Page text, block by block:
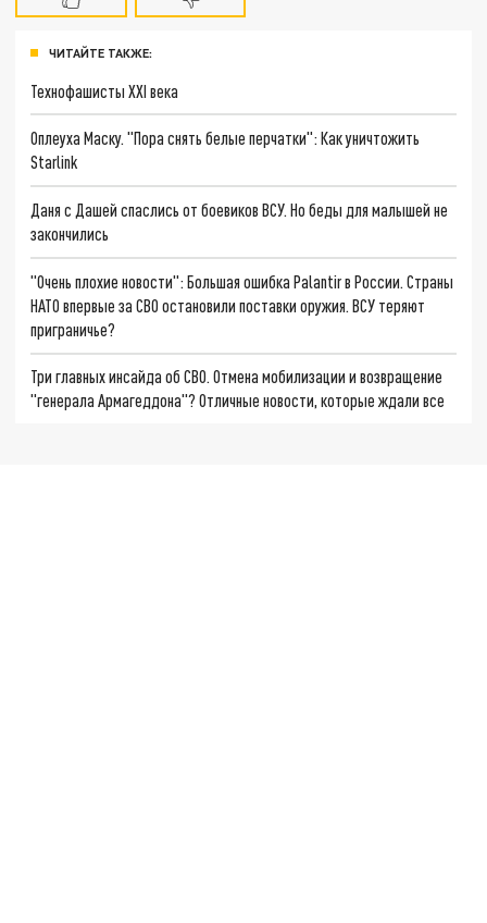
ЧИТАЙТЕ ТАКЖЕ:
Технофашисты XXI века
Оплеуха Маску. "Пора снять белые перчатки": Как уничтожить
Starlink
Даня с Дашей спаслись от боевиков ВСУ. Но беды для малышей не
закончились
"Очень плохие новости": Большая ошибка Palantir в России. Страны
НАТО впервые за СВО остановили поставки оружия. ВСУ теряют
приграничье?
Три главных инсайда об СВО. Отмена мобилизации и возвращение
"генерала Армагеддона"? Отличные новости, которые ждали все